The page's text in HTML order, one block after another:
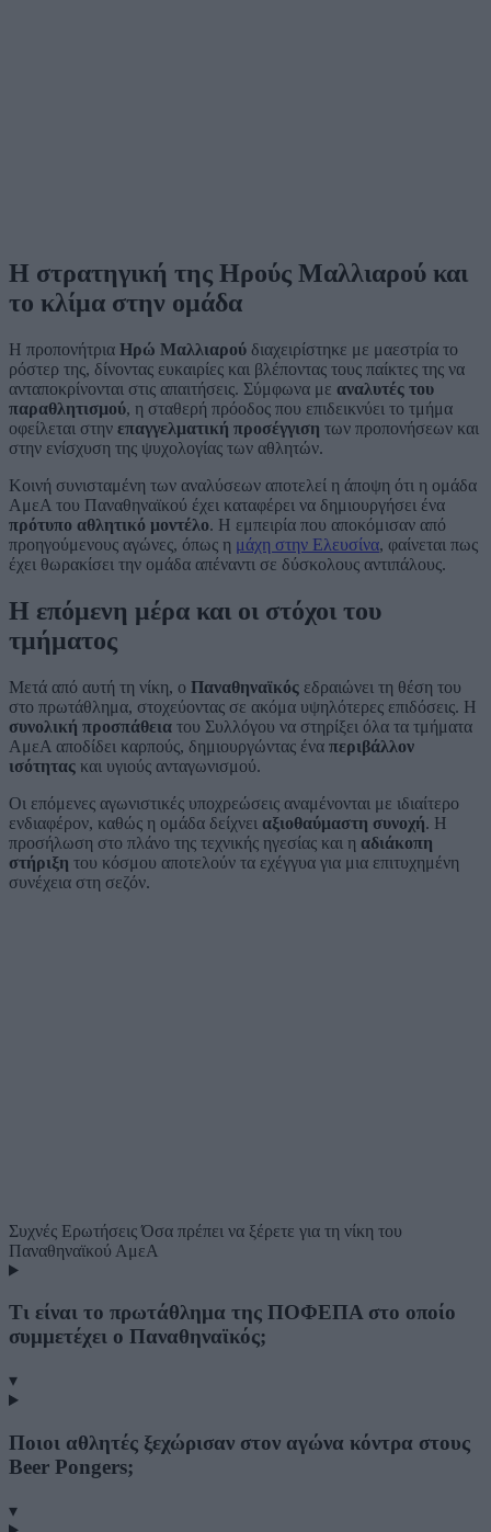
Η στρατηγική της Ηρούς Μαλλιαρού και
το κλίμα στην ομάδα
Η προπονήτρια Ηρώ Μαλλιαρού διαχειρίστηκε με μαεστρία το
ρόστερ της, δίνοντας ευκαιρίες και βλέποντας τους παίκτες της να
ανταποκρίνονται στις απαιτήσεις. Σύμφωνα με αναλυτές του
παραθλητισμού, η σταθερή πρόοδος που επιδεικνύει το τμήμα
οφείλεται στην επαγγελματική προσέγγιση των προπονήσεων και
στην ενίσχυση της ψυχολογίας των αθλητών.
Κοινή συνισταμένη των αναλύσεων αποτελεί η άποψη ότι η ομάδα
ΑμεΑ του Παναθηναϊκού έχει καταφέρει να δημιουργήσει ένα
πρότυπο αθλητικό μοντέλο. Η εμπειρία που αποκόμισαν από
προηγούμενους αγώνες, όπως η μάχη στην Ελευσίνα, φαίνεται πως
έχει θωρακίσει την ομάδα απέναντι σε δύσκολους αντιπάλους.
Η επόμενη μέρα και οι στόχοι του
τμήματος
Μετά από αυτή τη νίκη, ο Παναθηναϊκός εδραιώνει τη θέση του
στο πρωτάθλημα, στοχεύοντας σε ακόμα υψηλότερες επιδόσεις. Η
συνολική προσπάθεια του Συλλόγου να στηρίξει όλα τα τμήματα
ΑμεΑ αποδίδει καρπούς, δημιουργώντας ένα περιβάλλον
ισότητας και υγιούς ανταγωνισμού.
Οι επόμενες αγωνιστικές υποχρεώσεις αναμένονται με ιδιαίτερο
ενδιαφέρον, καθώς η ομάδα δείχνει αξιοθαύμαστη συνοχή. Η
προσήλωση στο πλάνο της τεχνικής ηγεσίας και η αδιάκοπη
στήριξη του κόσμου αποτελούν τα εχέγγυα για μια επιτυχημένη
συνέχεια στη σεζόν.
Συχνές ΕρωτήσειςΌσα πρέπει να ξέρετε για τη νίκη του
Παναθηναϊκού ΑμεΑ
Τι είναι το πρωτάθλημα της ΠΟΦΕΠΑ στο οποίο
συμμετέχει ο Παναθηναϊκός;
▾
Ποιοι αθλητές ξεχώρισαν στον αγώνα κόντρα στους
Beer Pongers;
▾